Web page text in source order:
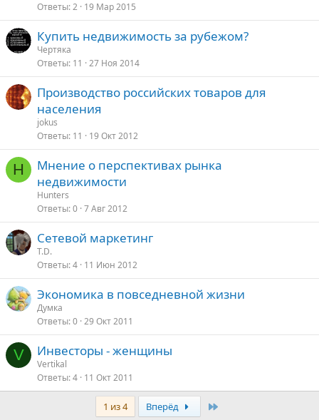
Ответы 2 19 Мар 2015
Купить недвижимость за рубежом?
Чертяка
Ответы 11 27 Ноя 2014
Производство российских товаров для
населения
jokus
Ответы 11 19 Окт 2012
H
Мнение о перспективах рынка
недвижимости
Hunters
Ответы 0 7 Авг 2012
Сетевой маркетинг
T.D.
Ответы 4 11 Июн 2012
Экономика в повседневной жизни
Думка
Ответы 0 29 Окт 2011
V Инвесторы - женщины
Vertikal
Ответы 4 11 Окт 2011
1 из 4 Вперёд